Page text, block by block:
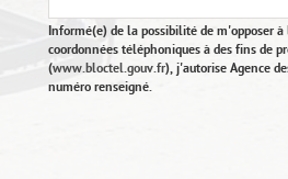
Informé(e) de la possibilité de m'opposer
coordonnées téléphoniques à des fins de
(www.bloctel.gouv.fr), j'autorise Agence
numéro renseigné.